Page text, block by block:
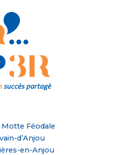
Motte Féodale
d’Anjou
en-Anjou